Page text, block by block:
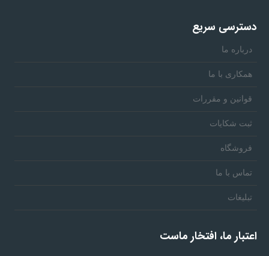
دسترسی سریع
درباره ما
همکاری با ما
قوانین و مقررات
ثبت شکایات
فروشگاه
تماس با ما
تبلیغات
اعتبار ما، افتخار ماست